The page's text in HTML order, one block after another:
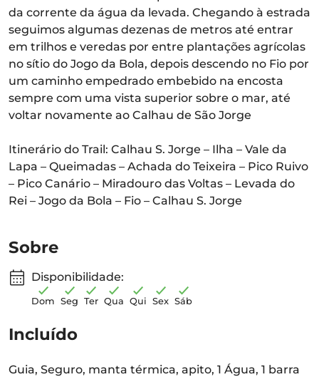
da corrente da água da levada. Chegando à estrada
seguimos algumas dezenas de metros até entrar
em trilhos e veredas por entre plantações agrícolas
no sítio do Jogo da Bola, depois descendo no Fio por
um caminho empedrado embebido na encosta
sempre com uma vista superior sobre o mar, até
voltar novamente ao Calhau de São Jorge
Itinerário do Trail: Calhau S. Jorge – Ilha – Vale da
Lapa – Queimadas – Achada do Teixeira – Pico Ruivo
– Pico Canário – Miradouro das Voltas – Levada do
Rei – Jogo da Bola – Fio – Calhau S. Jorge
Sobre
Disponibilidade:
Dom Seg Ter Qua Qui Sex Sáb
Incluído
Guia, Seguro, manta térmica, apito, 1 Água, 1 barra